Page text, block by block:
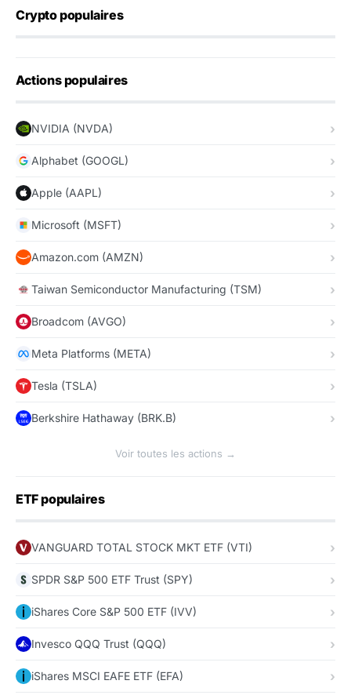
Crypto populaires
Actions populaires
NVIDIA (NVDA)
Alphabet (GOOGL)
Apple (AAPL)
Microsoft (MSFT)
Amazon.com (AMZN)
Taiwan Semiconductor Manufacturing (TSM)
Broadcom (AVGO)
Meta Platforms (META)
Tesla (TSLA)
Berkshire Hathaway (BRK.B)
Voir toutes les actions →
ETF populaires
VANGUARD TOTAL STOCK MKT ETF (VTI)
SPDR S&P 500 ETF Trust (SPY)
iShares Core S&P 500 ETF (IVV)
Invesco QQQ Trust (QQQ)
iShares MSCI EAFE ETF (EFA)